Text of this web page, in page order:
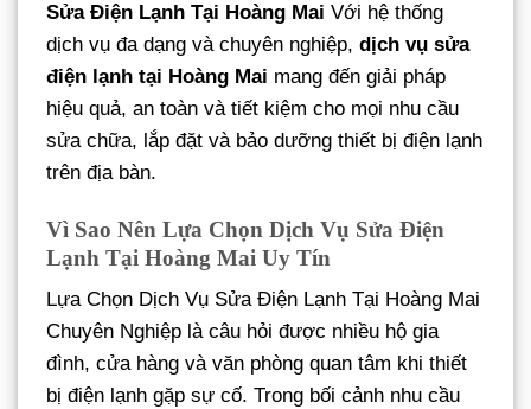
Sửa Điện Lạnh Tại Hoàng Mai Với hệ thống
dịch vụ đa dạng và chuyên nghiệp, dịch vụ sửa
điện lạnh tại Hoàng Mai mang đến giải pháp
hiệu quả, an toàn và tiết kiệm cho mọi nhu cầu
sửa chữa, lắp đặt và bảo dưỡng thiết bị điện lạnh
trên địa bàn.
Vì Sao Nên Lựa Chọn Dịch Vụ Sửa Điện
Lạnh Tại Hoàng Mai Uy Tín
Lựa Chọn Dịch Vụ Sửa Điện Lạnh Tại Hoàng Mai
Chuyên Nghiệp là câu hỏi được nhiều hộ gia
đình, cửa hàng và văn phòng quan tâm khi thiết
bị điện lạnh gặp sự cố. Trong bối cảnh nhu cầu